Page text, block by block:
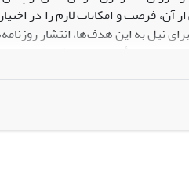
فرصت و امکانات لازم را در اختیار
نیل به این هدف‌ها، انتشار
بود. وی با تأسیس نشریۀ
نوشته شده بود و بحث اصلی آن تعلیم
زنان را از دیدگاه نشریۀ